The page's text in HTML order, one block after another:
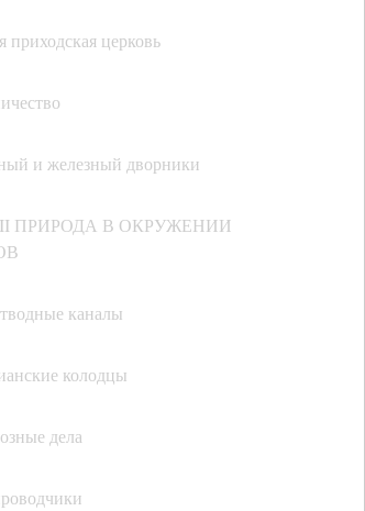
приходская церковь
и железный дворники
II ПРИРОДА В ОКРУЖЕНИИ
каналы
колодцы
дела